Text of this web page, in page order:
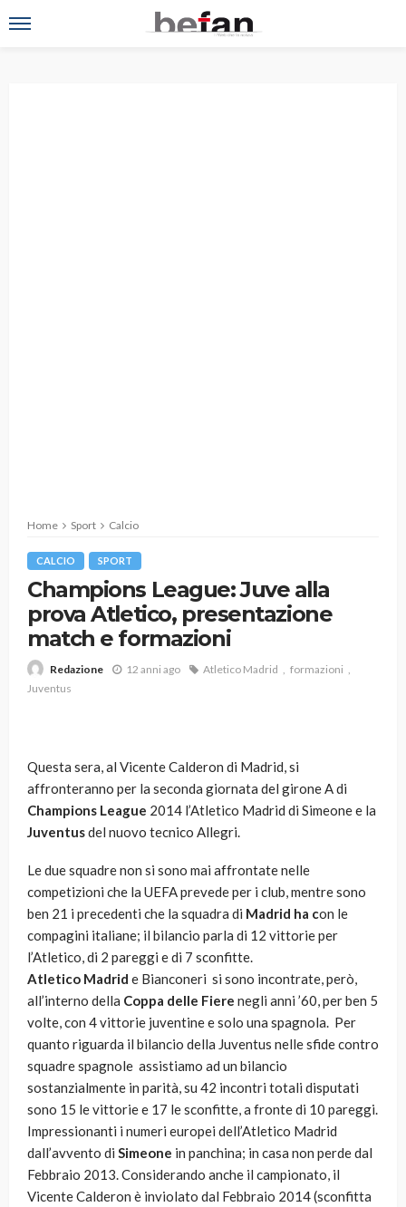
Home Sport Calcio
CALCIO SPORT
Champions League: Juve alla
prova Atletico, presentazione
match e formazioni
Redazione 12 anni ago Atletico Madrid
formazioni
Juventus
Questa sera, al Vicente Calderon di Madrid, si
affronteranno per la seconda giornata del girone A di
Champions League 2014 l’Atletico Madrid di Simeone e la
Juventusdel nuovo tecnico Allegri.
Le due squadre non si sono mai affrontate nelle
competizioni che la UEFA prevede per i club, mentre sono
ben 21 i precedenti che la squadra di Madrid ha con le
compagini italiane; il bilancio parla di 12 vittorie per
l’Atletico, di 2 pareggi e di 7 sconfitte.
Atletico Madrid e Bianconeri si sono incontrate, però,
all’interno della Coppa delle Fiere negli anni ’60, per ben 5
volte, con 4 vittorie juventine e solo una spagnola. Per
quanto riguarda il bilancio della Juventus nelle sfide contro
squadre spagnole assistiamo ad un bilancio
sostanzialmente in parità, su 42 incontri totali disputati
sono 15 le vittorie e 17 le sconfitte, a fronte di 10 pareggi.
Impressionanti i numeri europei dell’Atletico Madrid
dall’avvento di Simeone in panchina; in casa non perde dal
Febbraio 2013. Considerando anche il campionato, il
Vicente Calderon è inviolato dal Febbraio 2014 (sconfitta